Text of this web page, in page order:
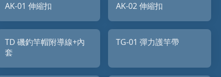
AK-01 伸縮扣 AK-02 伸縮扣
TD 磯釣竿帽附導線+內
套
TG-01 彈力護竿帶